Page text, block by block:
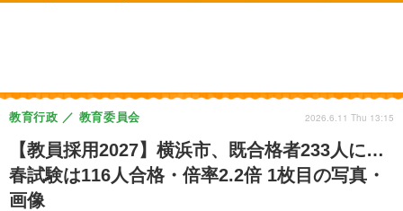
【教員採用2027】横浜市、既合格者233人に…
春試験は116人合格・倍率2.2倍 1枚目の写真・
画像
教育行政 教育委員会 2026.6.11 Thu 13:15